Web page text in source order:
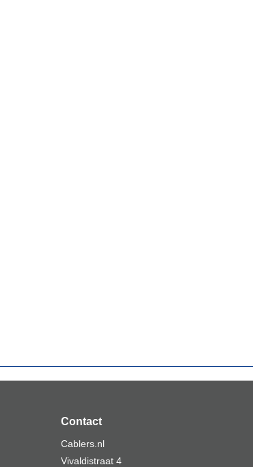
Contact
Cablers.nl
Vivaldistraat 4